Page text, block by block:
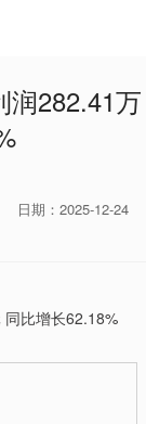
润282.41万
日期：2025-12-24